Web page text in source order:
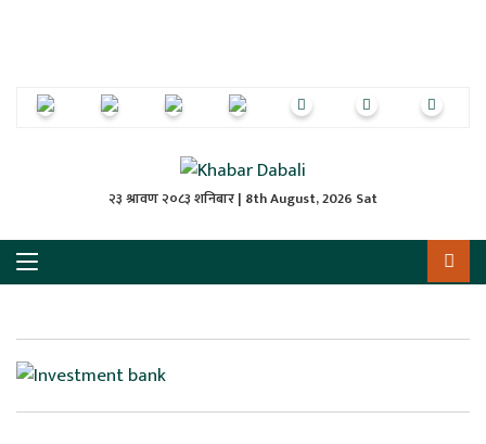
२३ श्रावण २०८३ शनिबार | 8th August, 2026 Sat